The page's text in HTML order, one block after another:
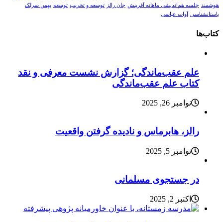
هوشمند جلسه هم‌اندیشی ماهانه آفرینش جان رالز توسعه و تخریب توسعه بهمن سرلک
باستانشناسی
آوات عباسی
کتاب‌ها
علم عقب‌ماندگی؛ گزارش نشست معرفی و نقد
کتاب علم عقب‌ماندگی
نوامبر 26, 2025
رالز، هابرماس و نادیده گرفتن واقعیت
نوامبر 5, 2025
در جستجوی مسلمانی
اکتبر 2, 2025